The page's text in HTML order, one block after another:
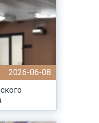
2026-06-08